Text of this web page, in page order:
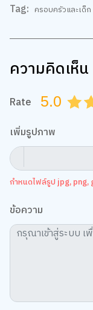
Tag: ครอบครัวและเด็ก
ความคิดเห็น
Rate 5.0
เพิ่มรูปภาพ
กำหนดไฟล์รูป jpg, png,
ข้อความ